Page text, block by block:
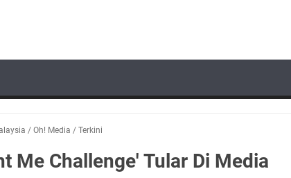
/ Oh! Media / Terkini
Me Challenge' Tular Di Media